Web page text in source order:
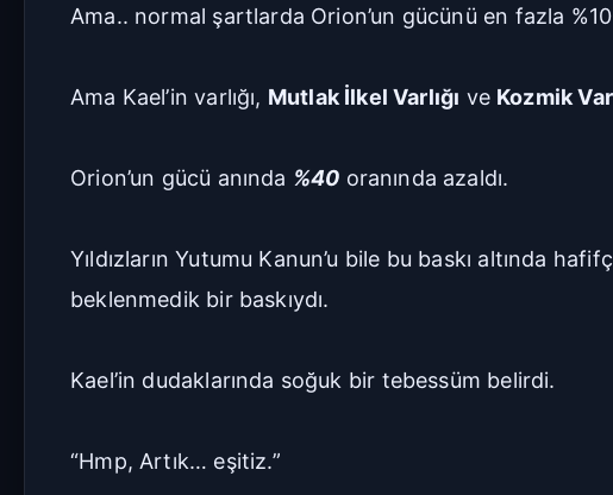
Ama.. normal şartlarda Orion’un gücünü en fazla
Ama Kael’in varlığı, Mutlak İlkel Varlığı ve Kozmik
Orion’un gücü anında %40 oranında azaldı.
Yıldızların Yutumu Kanun’u bile bu baskı altında
beklenmedik bir baskıydı.
Kael’in dudaklarında soğuk bir tebessüm belirdi.
“Hmp, Artık… eşitiz.”